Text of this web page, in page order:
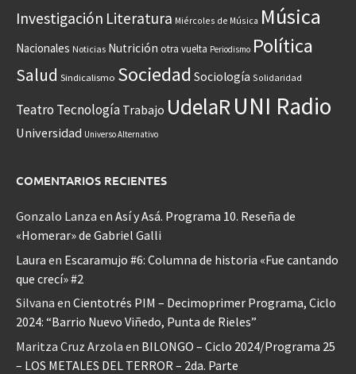
Investigación Literatura Miércoles de Música Música
Nacionales Noticias Nutrición otra vuelta Periodismo Política
Salud Sindicalismo Sociedad Sociología Solidaridad
Teatro Tecnología Trabajo UdelaRUNI Radio
Universidad Universo Alternativo
COMENTARIOS RECIENTES
Gonzalo Lanza en Así y Asá. Programa 10. Reseña de
«Homerar» de Gabriel Galli
Laura en Escaramujo #6: Columna de historia «Fue cantando
que crecí» #2
Silvana en Cientotrés PIM – Decimoprimer Programa, Ciclo
2024: “Barrio Nuevo Viñedo, Punta de Rieles”
Maritza Cruz Arzola en BILONGO – Ciclo 2024/Programa 25
– LOS METALES DEL TERROR – 2da. Parte